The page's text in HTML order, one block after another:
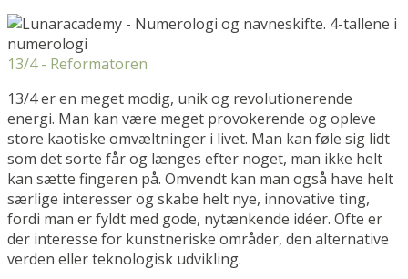
13/4 - Reformatoren
13/4 er en meget modig, unik og revolutionerende
energi. Man kan være meget provokerende og opleve
store kaotiske omvæltninger i livet. Man kan føle sig lidt
som det sorte får og længes efter noget, man ikke helt
kan sætte fingeren på. Omvendt kan man også have helt
særlige interesser og skabe helt nye, innovative ting,
fordi man er fyldt med gode, nytænkende idéer. Ofte er
der interesse for kunstneriske områder, den alternative
verden eller teknologisk udvikling.